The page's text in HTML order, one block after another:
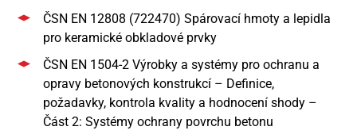
ČSN EN 12808 (722470) Spárovací hmoty a lepidla
pro keramické obkladové prvky
ČSN EN 1504-2 Výrobky a systémy pro ochranu a
opravy betonových konstrukcí – Definice,
požadavky, kontrola kvality a hodnocení shody –
Část 2: Systémy ochrany povrchu betonu